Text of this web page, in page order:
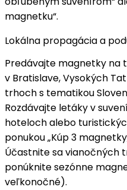
magnetku“.
Lokálna propagácia a
Predávajte magnetky na
v Bratislave, Vysokých
trhochs tematikou
Rozdávajte letákyv
hoteloch alebo
ponukou „Kúp 3
Účastnite savianočných
ponúknite sezónne
veľkonočné).